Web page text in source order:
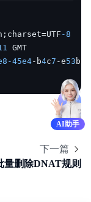
-8
-45e4-b4c7 -e53 be
下一篇
量删除DNAT规则
AI助手